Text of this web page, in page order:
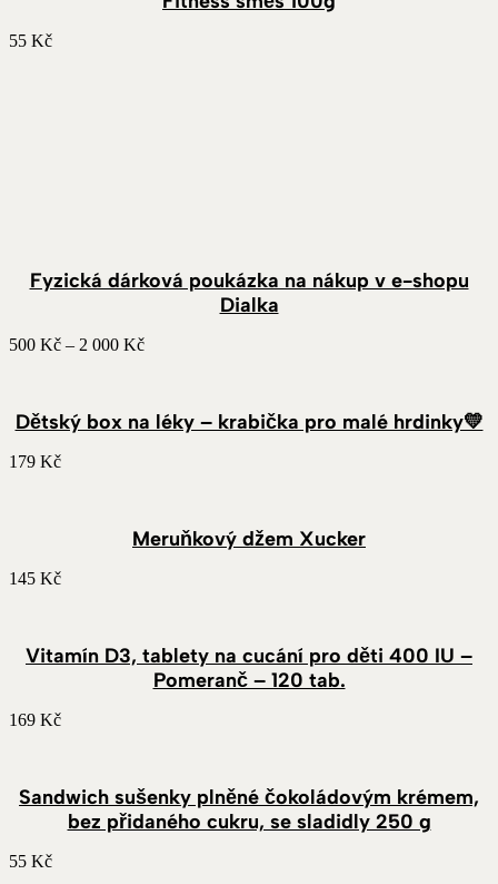
55 Kč
Fyzická dárková poukázka na nákup v e-shopu
Dialka
500 Kč – 2 000 KčRozpětí
2
Dětský box na léky – krabička pro malé hrdinky💛
179 Kč
Meruňkový džem Xucker
145 Kč
Vitamín D3, tablety na cucání pro děti 400 IU –
Pomeranč – 120 tab.
169 Kč
Sandwich sušenky plněné čokoládovým krémem,
bez přidaného cukru, se sladidly 250 g
55 Kč